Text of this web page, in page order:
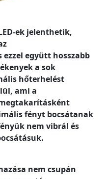
ek jelenthetik,
együtt hosszabb
a sok
hőterhelést
ami a
fényt bocsátanak
nem vibrál és
nem csupán